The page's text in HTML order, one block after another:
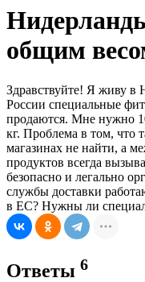
общим
Здравствуйте! Я живу в
России специальные
продаются. Мне нужно
кг. Проблема в том, что
магазинах не найти, а
продуктов всегда
безопасно и легально
службы доставки
в ЕС? Нужны ли
Ответы 6